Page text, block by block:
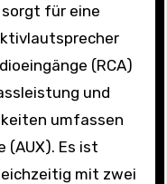
für eine
(RCA)
und
umfassen
(AUX). Es ist
mit zwei